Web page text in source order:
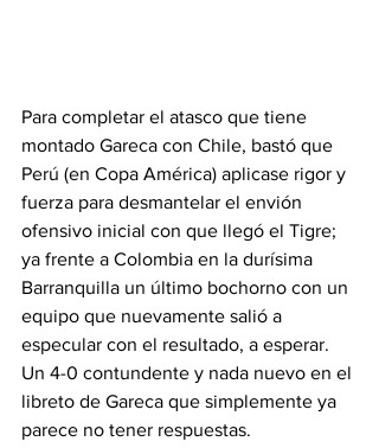
Para completar el atasco que tiene
montado Gareca con Chile, bastó que
Perú (en Copa América) aplicase rigor y
fuerza para desmantelar el envión
ofensivo inicial con que llegó el Tigre;
ya frente a Colombia en la durísima
Barranquilla un último bochorno con un
equipo que nuevamente salió a
especular con el resultado, a esperar.
Un 4-0 contundente y nada nuevo en el
libreto de Gareca que simplemente ya
parece no tener respuestas.